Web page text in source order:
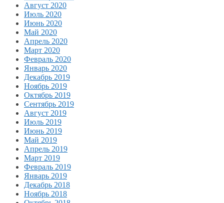
Август 2020
Июль 2020
Июнь 2020
Май 2020
Апрель 2020
Март 2020
Февраль 2020
Январь 2020
Декабрь 2019
Ноябрь 2019
Октябрь 2019
Сентябрь 2019
Август 2019
Июль 2019
Июнь 2019
Май 2019
Апрель 2019
Март 2019
Февраль 2019
Январь 2019
Декабрь 2018
Ноябрь 2018